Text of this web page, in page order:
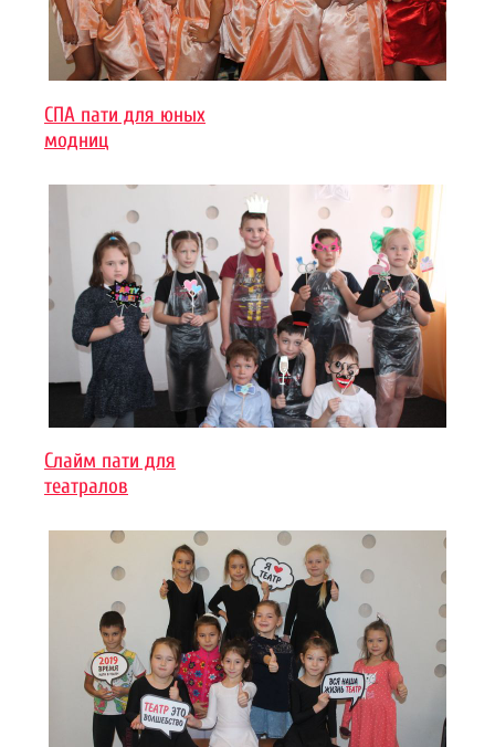
СПА пати для юных
модниц
Слайм пати для
театралов